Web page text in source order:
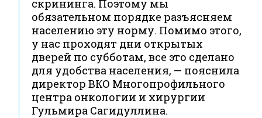
скрининга. Поэтому мы
обязательном порядке разъясняем
населению эту норму. Помимо этого,
у нас проходят дни открытых
дверей по субботам, все это сделано
для удобства населения, — пояснила
директор ВКО Многопрофильного
центра онкологии и хирургии
Гульмира Сагидуллина.